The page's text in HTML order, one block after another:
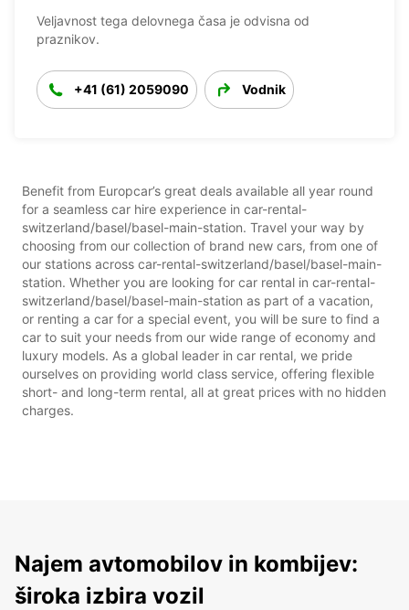
Veljavnost tega delovnega časa je odvisna od
praznikov.
+41 (61) 2059090 Vodnik
Benefit from Europcar’s great deals available all year round
for a seamless car hire experience in car-rental-
switzerland/basel/basel-main-station. Travel your way by
choosing from our collection of brand new cars, from one of
our stations across car-rental-switzerland/basel/basel-main-
station. Whether you are looking for car rental in car-rental-
switzerland/basel/basel-main-station as part of a vacation,
or renting a car for a special event, you will be sure to find a
car to suit your needs from our wide range of economy and
luxury models. As a global leader in car rental, we pride
ourselves on providing world class service, offering flexible
short- and long-term rental, all at great prices with no hidden
charges.
Najem avtomobilov in kombijev:
široka izbira vozil